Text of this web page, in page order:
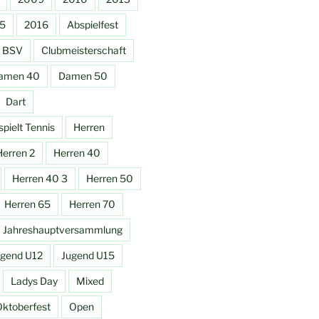
2016 Abspielfest
BSV Clubmeisterschaft
40 Damen 50
Dart
Tennis Herren
2 Herren 40
Herren 40 3 Herren 50
Herren 65 Herren 70
Jahreshauptversammlung
U12 Jugend U15
Ladys Day Mixed
Open